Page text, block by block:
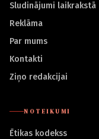
Sludinājumi laikrakstā
Reklāma
Par mums
Kontakti
Ziņo redakcijai
NOTEIKUMI
Ētikas kodekss